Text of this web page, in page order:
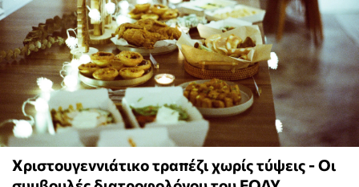
Χριστουγεννιάτικο τραπέζι χωρίς τύψεις - Οι